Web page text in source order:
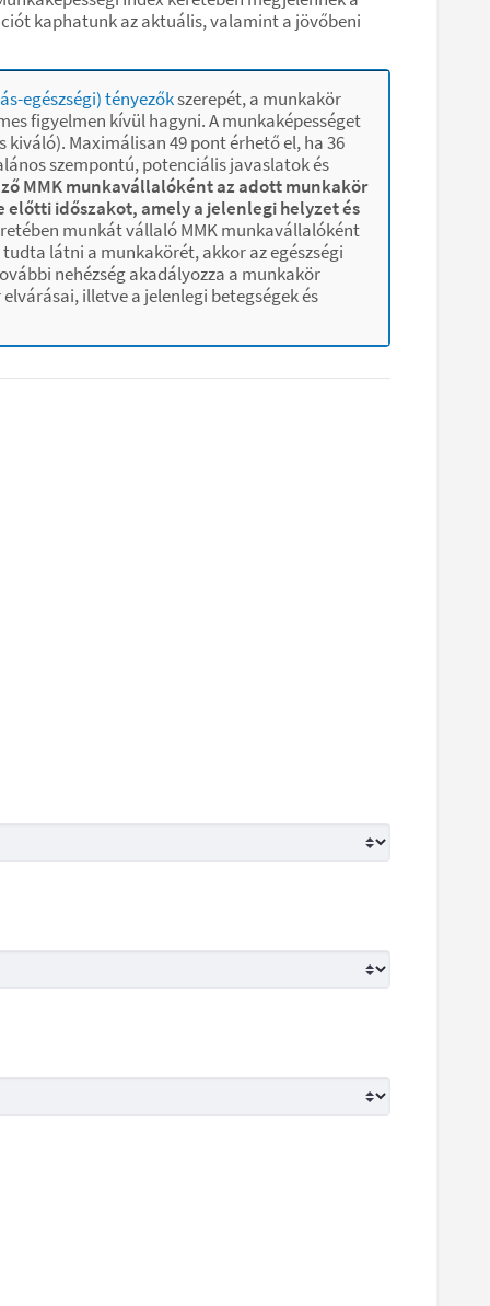
kaphatunk az aktuális, valamint a jövőbeni
egészségi) tényezőkszerepét, a munkakör
figyelmen kívül hagyni. A munkaképességet
Maximálisan 49 pont érhető el, ha 36
szempontú, potenciális javaslatok és
MMK munkavállalóként az adott munkakör
időszakot, amely a jelenlegi helyzet és
munkát vállaló MMK munkavállalóként
látni a munkakörét, akkor az egészségi
nehézség akadályozza a munkakör
illetve a jelenlegi betegségek és